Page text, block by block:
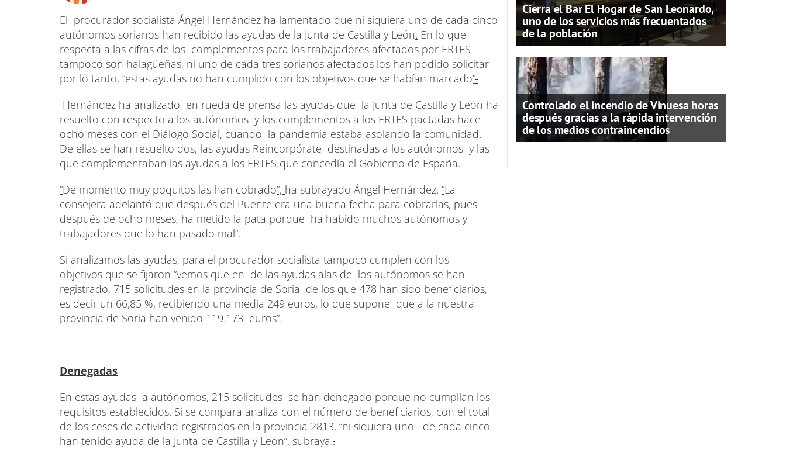
El procurador socialista Ángel Hernández ha lamentado que ni siquiera uno de cada cinco
autónomos sorianos han recibido las ayudas de la Junta de Castilla y León. En lo que
respecta a las cifras de los complementos para los trabajadores afectados por ERTES
tampoco son halagüeñas, ni uno de cada tres sorianos afectados los han podido solicitar
por lo tanto, “estas ayudas no han cumplido con los objetivos que se habían marcado”.
Hernández ha analizado en rueda de prensa las ayudas que la Junta de Castilla y León ha
resuelto con respecto a los autónomos y los complementos a los ERTES pactadas hace
ocho meses con el Diálogo Social, cuando la pandemia estaba asolando la comunidad.
De ellas se han resuelto dos, las ayudas Reincorpórate destinadas a los autónomos y las
que complementaban las ayudas a los ERTES que concedía el Gobierno de España.
“De momento muy poquitos las han cobrado”, ha subrayado Ángel Hernández. “La
consejera adelantó que después del Puente era una buena fecha para cobrarlas, pues
después de ocho meses, ha metido la pata porque ha habido muchos autónomos y
trabajadores que lo han pasado mal”.
Si analizamos las ayudas, para el procurador socialista tampoco cumplen con los
objetivos que se fijaron “vemos que en de las ayudas alas de los autónomos se han
registrado, 715 solicitudes en la provincia de Soria de los que 478 han sido beneficiarios,
es decir un 66,85 %, recibiendo una media 249 euros, lo que supone que a la nuestra
provincia de Soria han venido 119.173 euros”.
Denegadas
En estas ayudas a autónomos, 215 solicitudes se han denegado porque no cumplían los
requisitos establecidos. Si se compara analiza con el número de beneficiarios, con el total
de los ceses de actividad registrados en la provincia 2813, “ni siquiera uno de cada cinco
han tenido ayuda de la Junta de Castilla y León”, subraya..
Cierra el Bar El Hogar de San Leonardo,
uno de los servicios más frecuentados
de la población
Controlado el incendio de Vinuesa horas
después gracias a la rápida intervención
de los medios contraincendios